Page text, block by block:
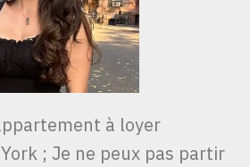
à loyer
; Je ne peux pas partir